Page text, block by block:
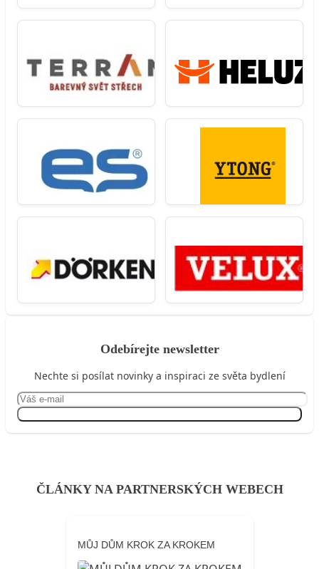
Odebírejte newsletter
Nechte si posílat novinky a inspiraci ze světa bydlení
ČLÁNKY NA PARTNERSKÝCH WEBECH
MŮJ DŮM KROK ZA KROKEM